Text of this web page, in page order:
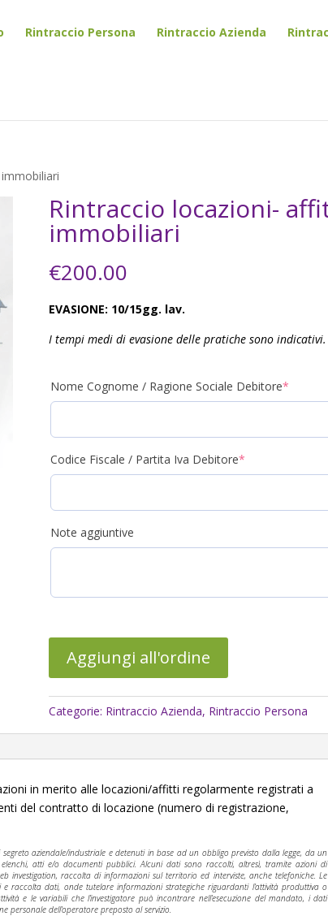
Rintraccio Persona Rintraccio Azienda
Rintraccio locazioni-
immobiliari
€200.00
EVASIONE: 10/15gg. lav.
I tempi medi di evasione delle pratiche sono indicativi.
Nome Cognome / Ragione Sociale Debitore*
Codice Fiscale / Partita Iva Debitore*(required)
Note aggiuntive
Aggiungi all'ordine
Categorie: Rintraccio Azienda, Rintraccio Persona
in merito alle locazioni/affitti regolarmente registrati a
del contratto di locazione (numero di registrazione,
aziendale/industriale e detenuti in base ad un obbligo previsto dalla legge, da un
atti e/o documenti pubblici. Alcuni dati sono raccolti, altresì, tramite azioni di
investigation, raccolta di informazioni sul territorio ed interviste, anche telefoniche. Le
raccolta dati, onde tutelare informazioni strategiche riguardanti l’attività produttiva o
e le variabili che l’investigatore può incontrare nell’esecuzione del mandato, i dati
personale dell’operatore preposto al servizio.